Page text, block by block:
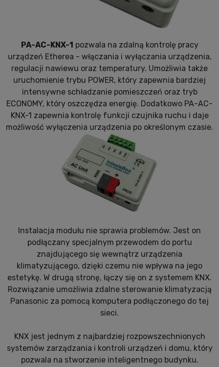
PA-AC-KNX-1 pozwala na zdalną kontrolę pracy
urządzeń Etherea - włączania i wyłączania urządzenia,
regulacji nawiewu oraz temperatury. Umożliwia także
uruchomienie trybu POWER, który zapewnia bardziej
intensywne schładzanie pomieszczeń oraz tryb
ECONOMY, który oszczędza energię. Dodatkowo PA-AC-
KNX-1 zapewnia kontrolę funkcji czujnika ruchu i daje
możliwość wyłączenia urządzenia po określonym czasie.
Instalacja modułu nie sprawia problemów. Jest on
podłączany specjalnym przewodem do portu
znajdującego się wewnątrz urządzenia
klimatyzującego, dzięki czemu nie wpływa na jego
estetykę. W drugą stronę, łączy się on z systemem KNX.
Rozwiązanie umożliwia zdalne sterowanie klimatyzacją
Panasonic za pomocą komputera podłączonego do tej
sieci.
KNX jest jednym z najbardziej rozpowszechnionych
systemów zarządzania i kontroli urządzeń i domu, który
pozwala na stworzenie inteligentnego budynku.